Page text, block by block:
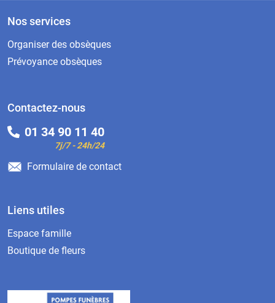
Nos services
Organiser des obsèques
Prévoyance obsèques
Contactez-nous
01 34 90 11 40
7j/7 - 24h/24
Formulaire de contact
Liens utiles
Espace famille
Boutique de fleurs